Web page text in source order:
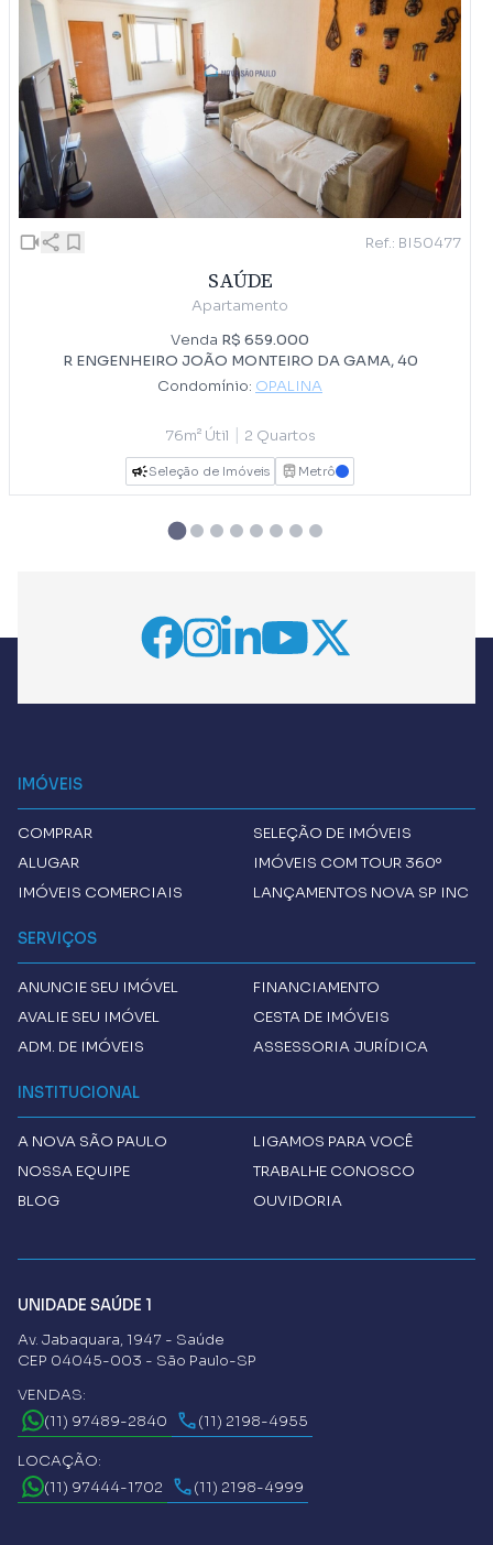
Ref.: BI50477
SAÚDE
Apartamento
Venda R$ 659.000
R ENGENHEIRO JOÃO MONTEIRO DA GAMA, 40
Condomínio: OPALINA
76m² Útil 2 Quartos
Seleção de Imóveis Metrô AZUL
IMÓVEIS
COMPRAR
ALUGAR
IMÓVEIS COMERCIAIS
SELEÇÃO DE IMÓVEIS
IMÓVEIS COM TOUR 360º
LANÇAMENTOS NOVA SP INC
SERVIÇOS
ANUNCIE SEU IMÓVEL
AVALIE SEU IMÓVEL
ADM. DE IMÓVEIS
FINANCIAMENTO
CESTA DE IMÓVEIS
ASSESSORIA JURÍDICA
INSTITUCIONAL
A NOVA SÃO PAULO
NOSSA EQUIPE
BLOG
LIGAMOS PARA VOCÊ
TRABALHE CONOSCO
OUVIDORIA
UNIDADE SAÚDE 1
Av. Jabaquara, 1947 - Saúde
CEP 04045-003 - São Paulo-SP
VENDAS:
(11) 97489-2840
(11) 2198-4955
LOCAÇÃO:
(11) 97444-1702
(11) 2198-4999